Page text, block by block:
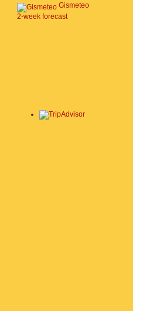
Gismeteo
2-week forecast